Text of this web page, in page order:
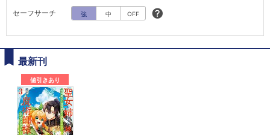
セーフサーチ
強 中 OFF
最新刊
値引きあり